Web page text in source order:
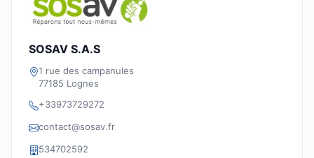
SOSAV S.A.S
1 rue des campanules
77185 Lognes
+33973729272
contact@sosav.fr
534702592